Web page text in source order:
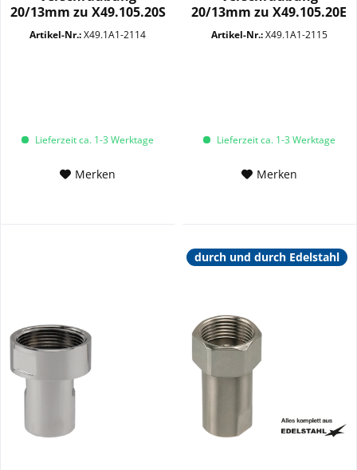
20/13mm zu X49.105.20S
M22x1 AG...
Artikel-Nr.:X49.1A1-2114
Lieferzeit ca. 1-3 Werktage
Merken
20/13mm zu X49.105.20E
1/2"...
Artikel-Nr.:X49.1A1-2115
Lieferzeit ca. 1-3 Werktage
Merken
durch und durch Edelstahl